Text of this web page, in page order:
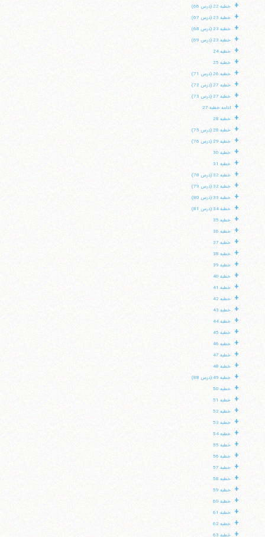
+ خطبه 22 (درس 66)
+ خطبه 23 (درس 67)
+ خطبه 23 (درس 68)
+ خطبه 23 (درس 69)
+ خطبه 24
+ خطبه 25
+ خطبه 26 (درس 71)
+ خطبه 27 (درس 72)
+ خطبه 27 (درس 73)
+ ادامه خطبه 27
+ خطبه 28
+ خطبه 28 (درس 75)
+ خطبه 29 (درس 76)
+ خطبه 30
+ خطبه 31
+ خطبه 32 (درس 78)
+ خطبه 32 (درس 79)
+ خطبه 33 (درس 80)
+ خطبه 34 (درس 81)
+ خطبه 35
+ خطبه 36
+ خطبه 37
+ خطبه 38
+ خطبه 39
+ خطبه 40
+ خطبه 41
+ خطبه 42
+ خطبه 43
+ خطبه 44
+ خطبه 45
+ خطبه 46
+ خطبه 47
+ خطبه 48
+ خطبه 49 (درس 88)
+ خطبه 50
+ خطبه 51
+ خطبه 52
+ خطبه 53
+ خطبه 54
+ خطبه 55
+ خطبه 56
+ خطبه 57
+ خطبه 58
+ خطبه 59
+ خطبه 60
+ خطبه 61
+ خطبه 62
+ خطبه 63